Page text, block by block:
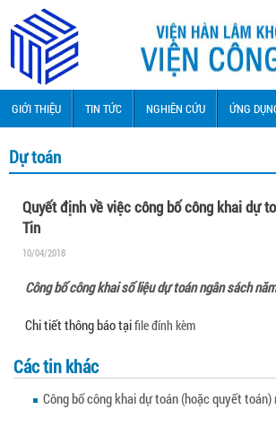
GIỚI THIỆU TIN TỨC NGHIÊN CỨU ỨNG
Dự toán
Quyết định về việc công bố công khai dự
Tin
10/04/2018
Công bố công khai số liệu dự toán ngân sách
Chi tiết thông báo tạifile đính kèm
Các tin khác
Công bố công khai dự toán (hoặc quyết